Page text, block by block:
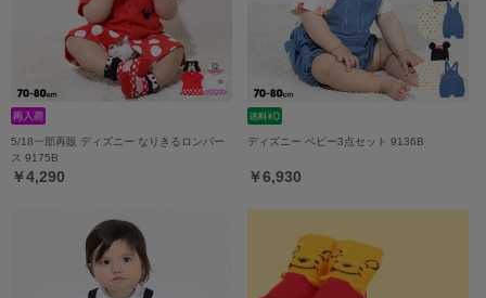
5/18一部再販 ディズニー なりきるロンパー
ス 9175B
￥4,290
ディズニー ベビー3点セット 9136B
￥6,930